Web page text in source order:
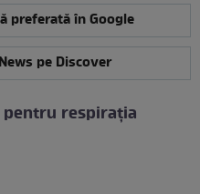
preferată în Google
pe Discover
respirația